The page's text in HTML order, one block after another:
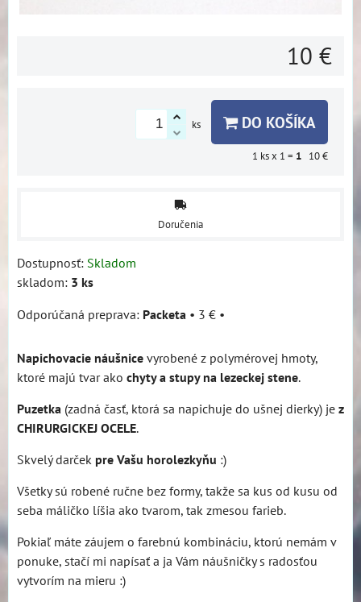
10 €
ks DO KOŠÍKA
1 ks x 1 = 1 10 €
Doručenia
Dostupnosť: Skladom
skladom: 3 ks
Packeta • 3 € •
Napichovacie náušnice vyrobené z polymérovej hmoty,
ktoré majú tvar ako chyty a stupy na lezeckej stene.
Puzetka (zadná časť, ktorá sa napichuje do ušnej dierky) je z
CHIRURGICKEJ OCELE.
Skvelý darček pre Vašu horolezkyňu :)
Všetky sú robené ručne bez formy, takže sa kus od kusu od
seba máličko líšia ako tvarom, tak zmesou farieb.
Pokiaľ máte záujem o farebnú kombináciu, ktorú nemám v
ponuke, stačí mi napísať a ja Vám náušničky s radosťou
vytvorím na mieru :)